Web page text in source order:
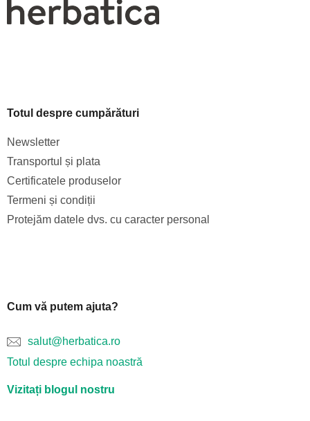
Totul despre cumpărături
Newsletter
Transportul și plata
Certificatele produselor
Termeni și condiții
Protejăm datele dvs. cu caracter personal
Cum vă putem ajuta?
salut@herbatica.ro
Totul despre echipa noastră
Vizitați blogul nostru